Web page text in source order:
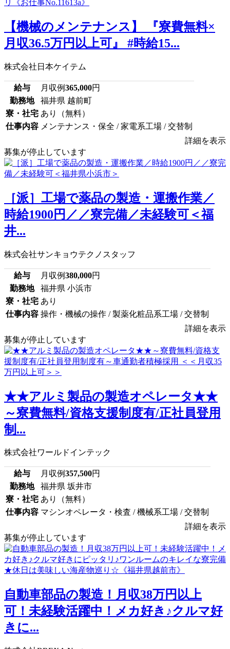
【機械のメンテナンス】 『寮費無料×
月収36.5万円以上可』 #時給15...
株式会社日本ケイテム
給与 月収例365,000円
勤務地
福井県 越前町
寮・社宅 あり（無料）
仕事内容 メンテナンス・保全 / 家電系工場 / 交替制
詳細を表示
募集が停止しています
［派］工場で薬品の製造・運搬作業／
時給1900円／／寮完備／未経験可＜福
井...
株式会社サンキョウテクノスタッフ
給与 月収例380,000円
勤務地
福井県 小浜市
寮・社宅 あり
仕事内容 操作・機械の操作 / 製薬化粧品系工場 / 交替制
詳細を表示
募集が停止しています
★★アルミ製品の製造オペレータ★★
～寮費無料/資格支援制度有/正社員登用
制...
株式会社ワールドインテック
給与 月収例357,500円
勤務地
福井県 坂井市
寮・社宅 あり（無料）
仕事内容 マシンオペレータ・検査 / 機械系工場 / 交替制
詳細を表示
募集が停止しています
自動車部品の製造！月収38万円以上
可！未経験活躍中！メカ好き♪クルマ好
きに...